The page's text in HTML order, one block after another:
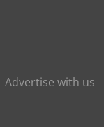
Advertise with us